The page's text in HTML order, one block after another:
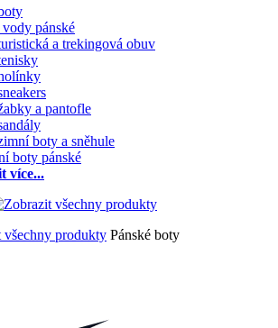
pánské
a trekingová obuv
a pantofle
boty a sněhule
boty pánské
více...
všechny produkty Pánské boty